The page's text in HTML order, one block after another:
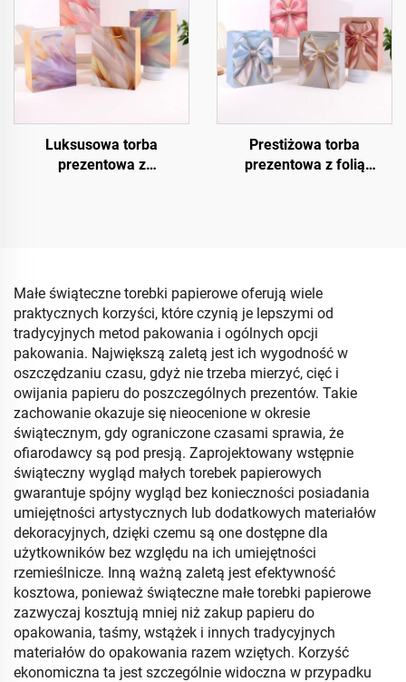
Luksusowa torba
prezentowa z
Prestiżowa torba
prezentowa z folią
Małe świąteczne torebki papierowe oferują wiele
praktycznych korzyści, które czynią je lepszymi od
tradycyjnych metod pakowania i ogólnych opcji
pakowania. Największą zaletą jest ich wygodność w
oszczędzaniu czasu, gdyż nie trzeba mierzyć, cięć i
owijania papieru do poszczególnych prezentów. Takie
zachowanie okazuje się nieocenione w okresie
świątecznym, gdy ograniczone czasami sprawia, że
ofiarodawcy są pod presją. Zaprojektowany wstępnie
świąteczny wygląd małych torebek papierowych
gwarantuje spójny wygląd bez konieczności posiadania
umiejętności artystycznych lub dodatkowych materiałów
dekoracyjnych, dzięki czemu są one dostępne dla
użytkowników bez względu na ich umiejętności
rzemieślnicze. Inną ważną zaletą jest efektywność
kosztowa, ponieważ świąteczne małe torebki papierowe
zazwyczaj kosztują mniej niż zakup papieru do
opakowania, taśmy, wstążek i innych tradycyjnych
materiałów do opakowania razem wziętych. Korzyść
ekonomiczna ta jest szczególnie widoczna w przypadku